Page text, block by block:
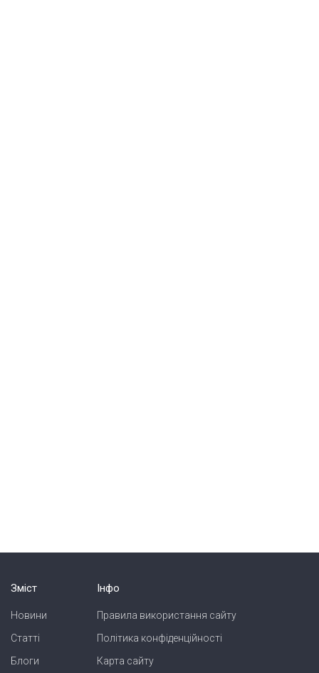
Зміст
Новини
Статті
Блоги
Інфо
Правила використання сайту
Політика конфіденційності
Карта сайту